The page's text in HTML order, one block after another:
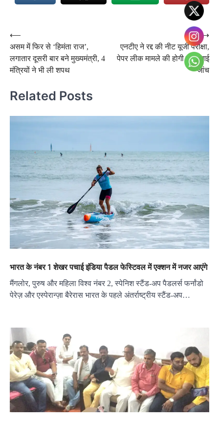
Post
navigation
⟵
असम में फिर से ‘हिमंता राज’,
लगातार दूसरी बार बने मुख्यमंत्री, 4
मंत्रियों ने भी ली शपथ
एनटीए ने रद्द की नीट यूजी परीक्षा,
पेपर लीक मामले की होगी सीबीआई
जांच
⟶
Related Posts
भारत के नंबर 1 शेखर पचाई इंडिया पैडल फेस्टिवल में एक्शन में नजर आएंगे
मैंगलोर, पुरुष और महिला विश्व नंबर 2, स्पेनिश स्टैंड-अप पैडलर्स फर्नांडो
पेरेज़ और एस्पेरान्ज़ा बैरेरास भारत के पहले अंतर्राष्ट्रीय स्टैंड-अप…